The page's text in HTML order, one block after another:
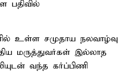
பதிவில்
உள்ள சமுதாய நலவாழ்வு
மருத்துவர்கள் இல்லாத
வந்த கர்ப்பிணி